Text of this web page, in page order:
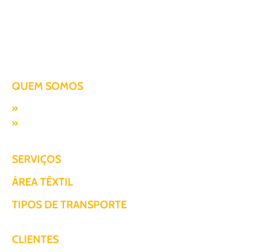
QUEM SOMOS
SERVIÇOS
ÁREA TÊXTIL
TIPOS DE TRANSPORTE
CLIENTES